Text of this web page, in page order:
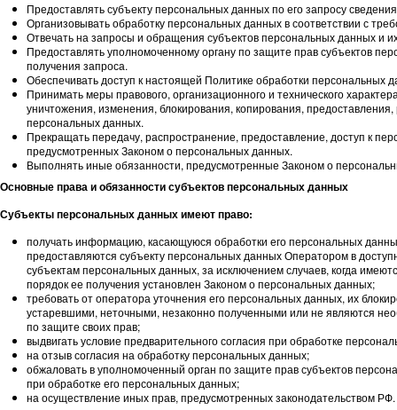
Предоставлять субъекту персональных данных по его запросу
Организовывать обработку персональных данных в соответствии с
Отвечать на запросы и обращения субъектов персональных данных и
Предоставлять уполномоченному органу по защите прав субъектов
получения запроса.
Обеспечивать доступ к настоящей Политике обработки персональных
Принимать меры правового, организационного и технического
уничтожения, изменения, блокирования, копирования,
персональных данных.
Прекращать передачу, распространение, предоставление, доступ к
предусмотренных Законом о персональных данных.
Выполнять иные обязанности, предусмотренные Законом о
Основные права и обязанности субъектов персональных данных
Субъекты персональных данных имеют право:
получать информацию, касающуюся обработки его персональных
предоставляются субъекту персональных данных Оператором в
субъектам персональных данных, за исключением случаев, когда
порядок ее получения установлен Законом о персональных данных;
требовать от оператора уточнения его персональных данных, их
устаревшими, неточными, незаконно полученными или не являются
по защите своих прав;
выдвигать условие предварительного согласия при обработке
на отзыв согласия на обработку персональных данных;
обжаловать в уполномоченный орган по защите прав субъектов
при обработке его персональных данных;
на осуществление иных прав, предусмотренных законодательством РФ.